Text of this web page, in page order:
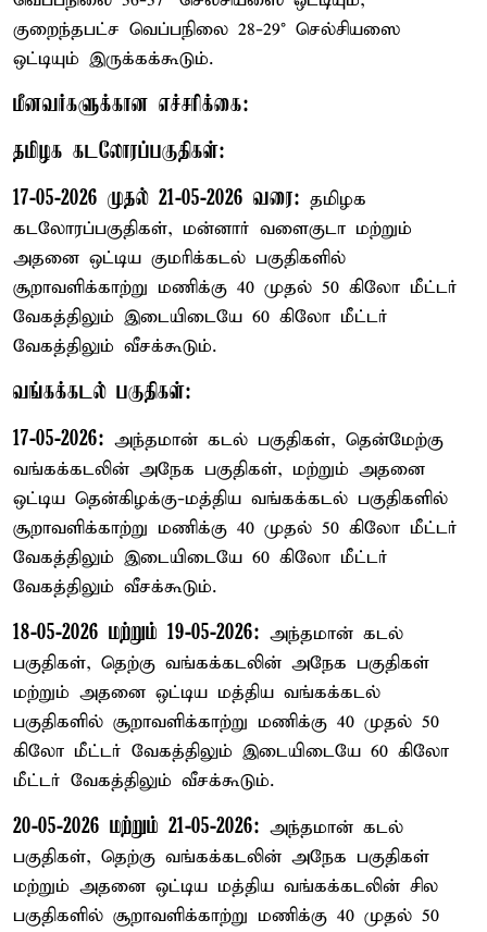
குறைந்தபட்ச வெப்பநிலை 28-29° செல்சியஸை
ஒட்டியும் இருக்கக்கூடும்.
மீனவர்களுக்கான எச்சரிக்கை:
தமிழக கடலோரப்பகுதிகள்:
17-05-2026 முதல் 21-05-2026 வரை: தமிழக
கடலோரப்பகுதிகள், மன்னார் வளைகுடா மற்றும்
அதனை ஒட்டிய குமரிக்கடல் பகுதிகளில்
சூறாவளிக்காற்று மணிக்கு 40 முதல் 50 கிலோ மீட்டர்
வேகத்திலும் இடையிடையே 60 கிலோ மீட்டர்
வேகத்திலும் வீசக்கூடும்.
வங்கக்கடல் பகுதிகள்:
17-05-2026: அந்தமான் கடல் பகுதிகள், தென்மேற்கு
வங்கக்கடலின் அநேக பகுதிகள், மற்றும் அதனை
ஒட்டிய தென்கிழக்கு-மத்திய வங்கக்கடல் பகுதிகளில்
சூறாவளிக்காற்று மணிக்கு 40 முதல் 50 கிலோ மீட்டர்
வேகத்திலும் இடையிடையே 60 கிலோ மீட்டர்
வேகத்திலும் வீசக்கூடும்.
18-05-2026 மற்றும் 19-05-2026: அந்தமான் கடல்
பகுதிகள், தெற்கு வங்கக்கடலின் அநேக பகுதிகள்
மற்றும் அதனை ஒட்டிய மத்திய வங்கக்கடல்
பகுதிகளில் சூறாவளிக்காற்று மணிக்கு 40 முதல் 50
கிலோ மீட்டர் வேகத்திலும் இடையிடையே 60 கிலோ
மீட்டர் வேகத்திலும் வீசக்கூடும்.
20-05-2026 மற்றும் 21-05-2026: அந்தமான் கடல்
பகுதிகள், தெற்கு வங்கக்கடலின் அநேக பகுதிகள்
மற்றும் அதனை ஒட்டிய மத்திய வங்கக்கடலின் சில
பகுதிகளில் சூறாவளிக்காற்று மணிக்கு 40 முதல் 50